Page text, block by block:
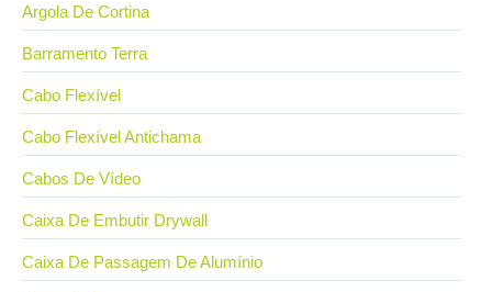
Argola De Cortina
Barramento Terra
Cabo Flexível
Cabo Flexível Antichama
Cabos De Vídeo
Caixa De Embutir Drywall
Caixa De Passagem De Alumínio